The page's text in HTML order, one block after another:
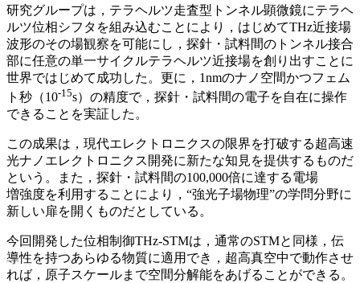
研究グループは，テラヘルツ走査型トンネル顕微鏡にテラヘ
ルツ位相シフタを組み込むことにより，はじめてTHz近接場
波形のその場観察を可能にし，探針・試料間のトンネル接合
部に任意の単一サイクルテラヘルツ近接場を創り出すことに
世界ではじめて成功した。更に，1nmのナノ空間かつフェム
ト秒（10-15s）の精度で，探針・試料間の電子を自在に操作
できることを実証した。
この成果は，現代エレクトロニクスの限界を打破する超高速
光ナノエレクトロニクス開発に新たな知見を提供するものだ
という。また，探針・試料間の100,000倍に達する電場
増強度を利用することにより，“強光子場物理”の学問分野に
新しい扉を開くものだとしている。
今回開発した位相制御THz-STMは，通常のSTMと同様，伝
導性を持つあらゆる物質に適用でき，超高真空中で動作させ
れば，原子スケールまで空間分解能をあげることができる。